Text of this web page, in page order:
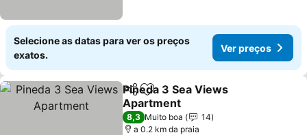
Selecione as datas para ver os preços
exatos.
Ver preços
PartilharAdicionar aos favoritos
Pineda 3 Sea Views
Apartment
Ver preços
8,3 Muito boa
14
a 0.2 km da praia